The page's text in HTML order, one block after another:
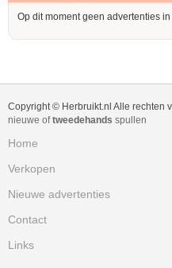
Op dit moment geen advertenties
Copyright © Herbruikt.nl Alle rechten
nieuwe oftweedehands spullen
Home
Verkopen
Nieuwe advertenties
Contact
Links